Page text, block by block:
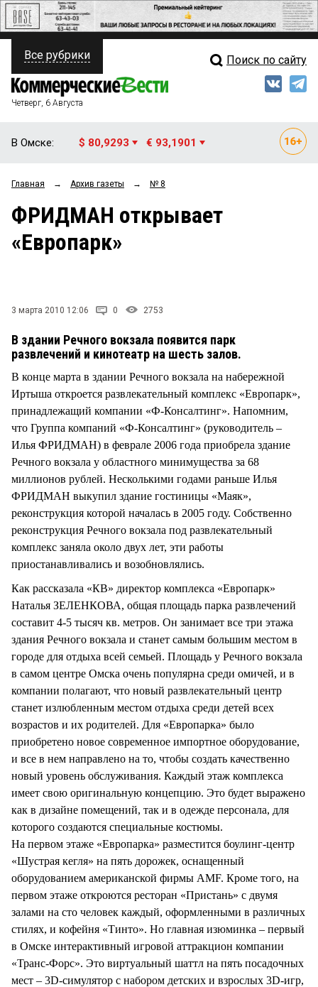
ПОЛИТИКА
ФИНАНСЫ
ОБЩЕСТВО
ЗАКОН
НОВОСТИ КОМПАНИЙ
СТИЛЬ ЖИЗНИ
Свежий выпуск
Рейтинги
Все рубрики Поиск по сайту
Четверг, 6 Августа
В Омске: $ 80,9293 € 93,1901
Главная → Архив газеты → № 8
ФРИДМАН открывает
«Европарк»
3 марта 2010 12:06 0 2753
В здании Речного вокзала появится парк
развлечений и кинотеатр на шесть залов.
В конце марта в здании Речного вокзала на набережной
Иртыша откроется развлекательный комплекс «Европарк»,
принадлежащий компании «Ф-Консалтинг». Напомним,
что Группа компаний «Ф-Консалтинг» (руководитель –
Илья ФРИДМАН) в феврале 2006 года приобрела здание
Речного вокзала у областного минимущества за 68
миллионов рублей. Несколькими годами раньше Илья
ФРИДМАН выкупил здание гостиницы «Маяк»,
реконструкция которой началась в 2005 году. Собственно
реконструкция Речного вокзала под развлекательный
комплекс заняла около двух лет, эти работы
приостанавливались и возобновлялись.
Как рассказала «КВ» директор комплекса «Европарк»
Наталья ЗЕЛЕНКОВА, общая площадь парка развлечений
составит 4-5 тысяч кв. метров. Он занимает все три этажа
здания Речного вокзала и станет самым большим местом в
городе для отдыха всей семьей. Площадь у Речного вокзала
в самом центре Омска очень популярна среди омичей, и в
компании полагают, что новый развлекательный центр
станет излюбленным местом отдыха среди детей всех
возрастов и их родителей. Для «Европарка» было
приобретено новое современное импортное оборудование,
и все в нем направлено на то, чтобы создать качественно
новый уровень обслуживания. Каждый этаж комплекса
имеет свою оригинальную концепцию. Это будет выражено
как в дизайне помещений, так и в одежде персонала, для
которого создаются специальные костюмы.
На первом этаже «Европарка» разместится боулинг-центр
«Шустрая кегля» на пять дорожек, оснащенный
оборудованием американской фирмы AMF. Кроме того, на
первом этаже откроются ресторан «Пристань» с двумя
залами на сто человек каждый, оформленными в различных
стилях, и кофейня «Тинто». Но главная изюминка – первый
в Омске интерактивный игровой аттракцион компании
«Транс-Форс». Это виртуальный шаттл на пять посадочных
мест – 3D-симулятор с набором детских и взрослых 3D-игр,